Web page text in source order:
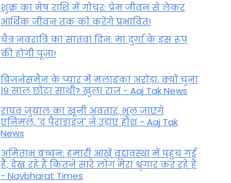
शुक्र का मेष राशि में गोचर: प्रेम जीवन से लेकर
आर्थिक जीवन तक को करेंगे प्रभावित!
चैत्र नवरात्रि का सातवां दिन: मां दुर्गा के इस रूप
की होगी पूजा!
बिजनेसमैन के प्यार में मलाइका अरोड़ा, क्यों चुना
19 साल छोटा साथी? खुला राज - Aaj Tak News
राघव जुयाल का खूनी अवतार, भूल जाएंगे
एनिमल, 'द पैराडाइज' ने उड़ाए होश - Aaj Tak
News
अमिताभ बच्चन: हमारी आंखें वृद्दावस्था में पहुंच गई
हैं, देख रहे हैं कितने सारे लोग मेरा श्रृंगार कर रहे हैं
- Navbharat Times